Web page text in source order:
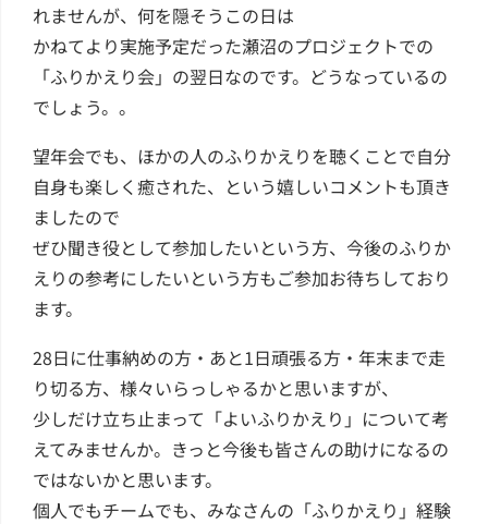
れませんが、何を隠そうこの日は
かねてより実施予定だった瀬沼のプロジェクトでの
「ふりかえり会」の翌日なのです。どうなっているの
でしょう。。
望年会でも、ほかの人のふりかえりを聴くことで自分
自身も楽しく癒された、という嬉しいコメントも頂き
ましたので
ぜひ聞き役として参加したいという方、今後のふりか
えりの参考にしたいという方もご参加お待ちしており
ます。
28日に仕事納めの方・あと1日頑張る方・年末まで走
り切る方、様々いらっしゃるかと思いますが、
少しだけ立ち止まって「よいふりかえり」について考
えてみませんか。きっと今後も皆さんの助けになるの
ではないかと思います。
個人でもチームでも、みなさんの「ふりかえり」経験